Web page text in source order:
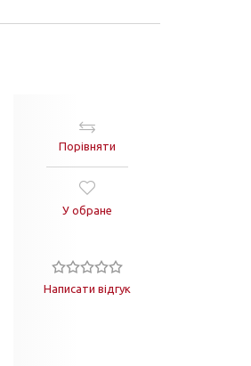
Порівняти
У обране
Написати відгук